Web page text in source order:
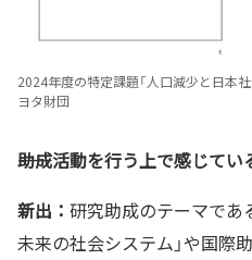
2024年度の特定課題「人口減少と日本
ヨタ財団
――助成活動を行う上で感じて
新出： 研究助成のテーマであ
未来の社会システム」や国際